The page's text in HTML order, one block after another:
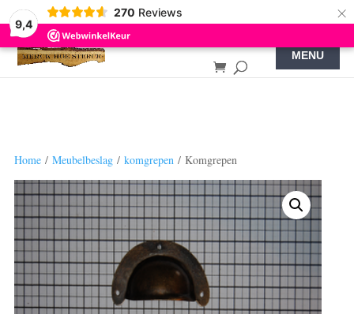
9,4
270 Reviews ×
Home/ Meubelbeslag/ komgrepen/ Komgrepen